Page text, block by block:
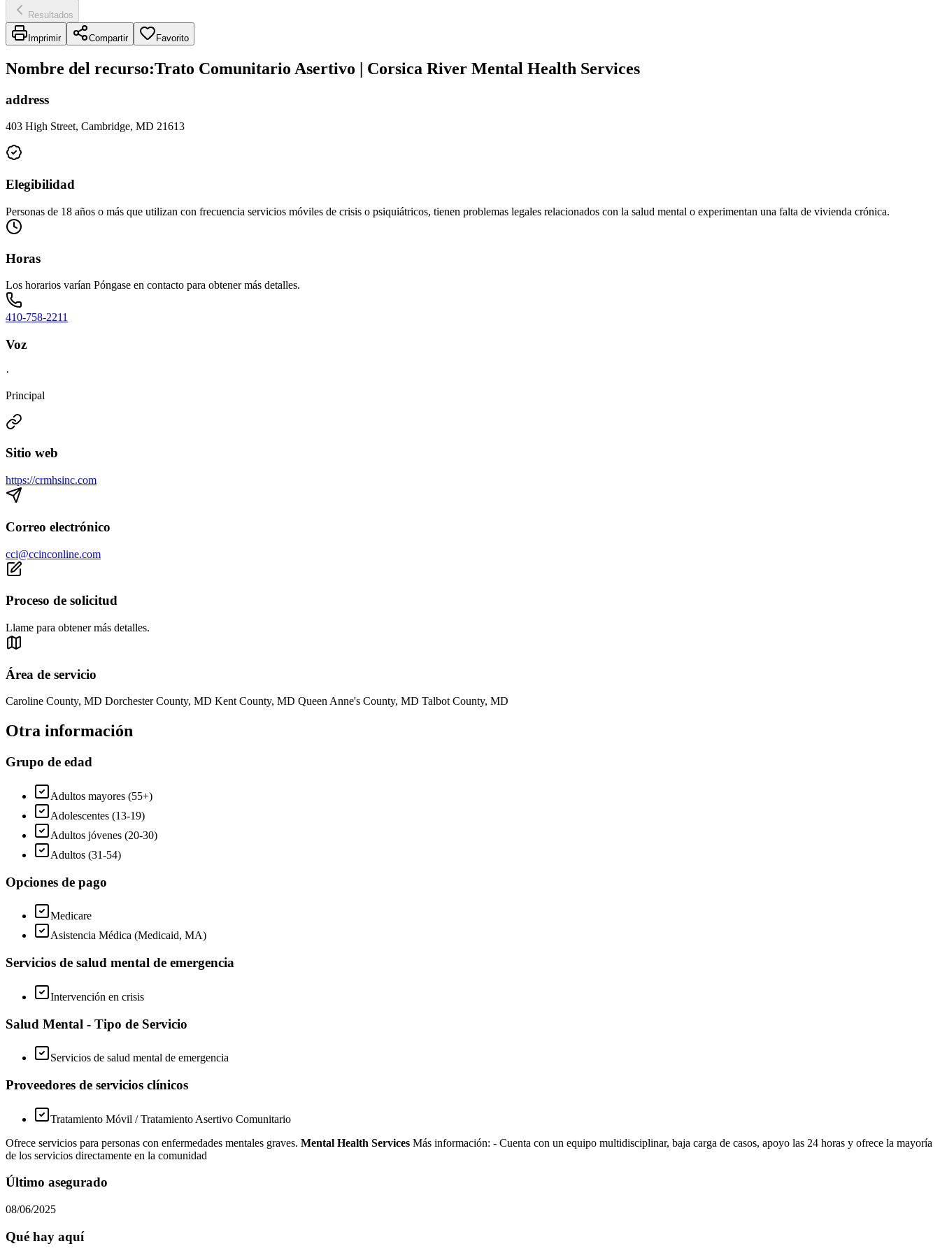
Resultados
Imprimir Compartir Favorito
Nombre del recurso:Trato Comunitario Asertivo | Corsica River Mental Health Services
address
403 High Street, Cambridge, MD 21613
Elegibilidad
Personas de 18 años o más que utilizan con frecuencia servicios móviles de crisis o psiquiátricos, tienen problemas legales relacionados con la salud mental o experimentan una falta de vivienda crónica.
Horas
Los horarios varían Póngase en contacto para obtener más detalles.
410-758-2211
Voz
·
Principal
Sitio web
https://crmhsinc.com
Correo electrónico
cci@ccinconline.com
Proceso de solicitud
Llame para obtener más detalles.
Área de servicio
Caroline County, MD Dorchester County, MD Kent County, MD Queen Anne's County, MD Talbot County, MD
Otra información
Grupo de edad
Adultos mayores (55+)
Adolescentes (13-19)
Adultos jóvenes (20-30)
Adultos (31-54)
Opciones de pago
Medicare
Asistencia Médica (Medicaid, MA)
Servicios de salud mental de emergencia
Intervención en crisis
Salud Mental - Tipo de Servicio
Servicios de salud mental de emergencia
Proveedores de servicios clínicos
Tratamiento Móvil / Tratamiento Asertivo Comunitario
Ofrece servicios para personas con enfermedades mentales graves. Mental Health Services Más información: - Cuenta con un equipo multidisciplinar, baja carga de casos, apoyo las 24 horas y ofrece la mayoría
de los servicios directamente en la comunidad
Último asegurado
08/06/2025
Qué hay aquí